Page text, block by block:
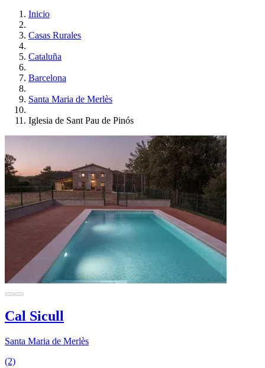
Inicio
Casas Rurales
Cataluña
Barcelona
Santa Maria de Merlès
Iglesia de Sant Pau de Pinós
Cal Sicull
Santa Maria de Merlès
(2)